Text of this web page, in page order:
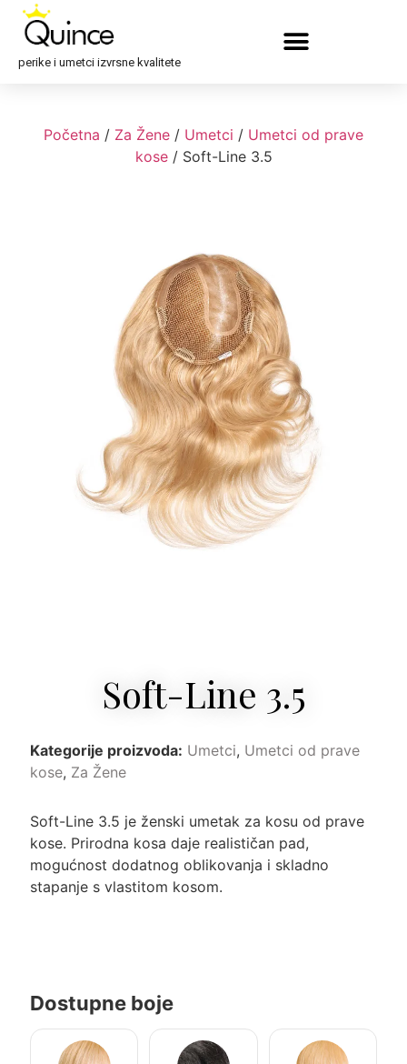
perike i umetci izvrsne kvalitete
Početna / Za Žene / Umetci / Umetci od prave
kose/ Soft-Line 3.5
Soft-Line 3.5
Kategorije proizvoda: Umetci, Umetci od prave
kose, Za Žene
Soft-Line 3.5 je ženski umetak za kosu od prave
kose. Prirodna kosa daje realističan pad,
mogućnost dodatnog oblikovanja i skladno
stapanje s vlastitom kosom.
Dostupne boje